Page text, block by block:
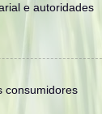
e autoridades
consumidores